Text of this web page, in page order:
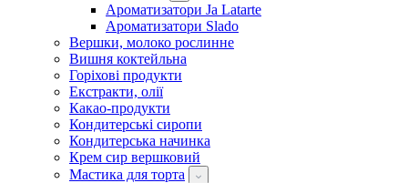
Ароматизатори Ja Latarte
Ароматизатори Slado
Вершки, молоко рослинне
Вишня коктейльна
Горіхові продукти
Екстракти, олії
Какао-продукти
Кондитерські сиропи
Кондитерська начинка
Крем сир вершковий
Мастика для торта